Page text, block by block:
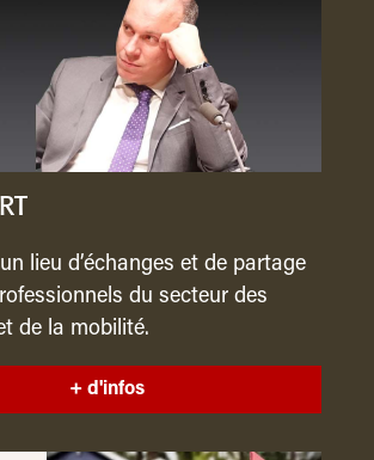
lieu d’échanges et de partage
du secteur des
de la mobilité.
+ d'infos